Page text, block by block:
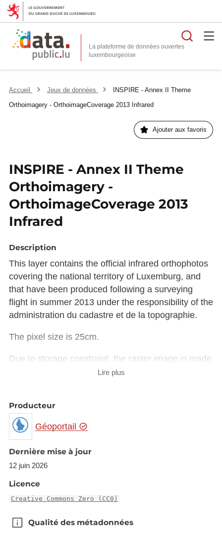
La plateforme de données ouvertes
Accueil Jeux de données
INSPIRE - Annex II Theme
Orthoimagery - OrthoimageCoverage 2013 Infrared
Ajouter aux favoris
INSPIRE - Annex II Theme
Orthoimagery -
OrthoimageCoverage 2013
Infrared
Description
This layer contains the official infrared orthophotos
covering the national territory of Luxemburg, and
that have been produced following a surveying
flight in summer 2013 under the responsibility of the
administration du cadastre et de la topographie.
The pixel size is 25cm.
Due to storage constraint, the raster image is made
available in Luxembourg national projection
The raster in JP2 format can be downloaded from
the URL provided in the INSPIRE GML under
rangeSet/File/FileReference node or from the
'Source dataset' link in metadata information.
Description copied from
catalog.inspire.geoportail.lu
Lire plus
Producteur
Géoportail
Dernière mise à jour
12 juin 2026
Licence
Creative Commons Zero (CC0)
Qualité des métadonnées
Qualité des métadonnées